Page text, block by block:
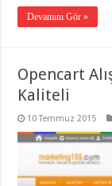
taşımacılık,
taşımacılık ,
gaziantep
asansörlü
taşıma,
gaziantep
Devamını Gör »
Opencart
Kaliteli
10 Temmuz 2015